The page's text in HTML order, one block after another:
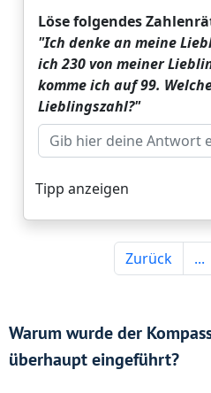
Warum wurde der
überhaupt eingeführt?